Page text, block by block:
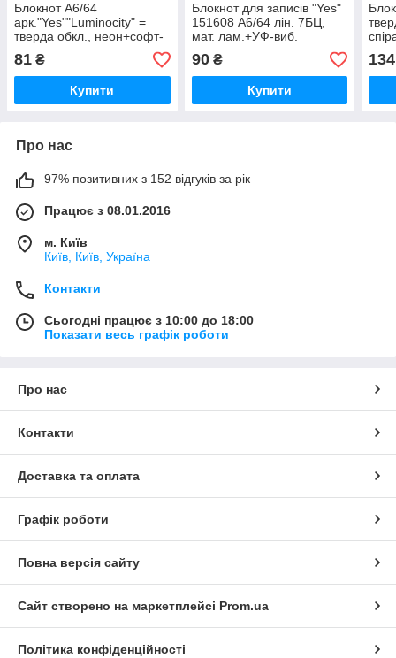
Блокнот А6/64
арк."Yes""Luminocity" =
тверда обкл., неон+софт-
тач лак., 151351, шт
81 ₴
Купити
Блокнот для записів "Yes"
151608 А6/64 лін. 7БЦ,
мат. лам.+УФ-виб.
"HAPPY", шт
90₴
Купити
134
Про нас
97% позитивних з 152 відгуків за рік
Працює з 08.01.2016
м. Київ
Київ, Київ, Україна
Контакти
Сьогодні працює з 10:00 до 18:00
Показати весь графік роботи
Про нас
Контакти
Доставка та оплата
Графік роботи
Повна версія сайту
Сайт створено на маркетплейсі Prom.ua
Політика конфіденційності